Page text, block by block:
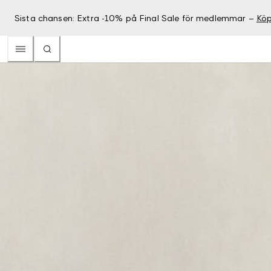
Sista chansen: Extra -10% på Final Sale för medlemmar –